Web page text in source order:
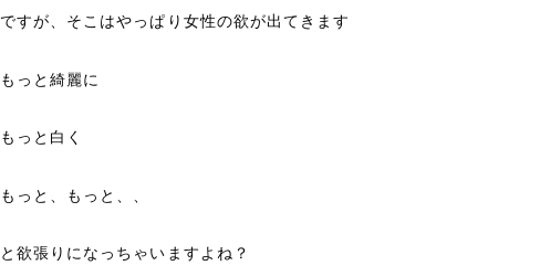
ですが、そこはやっぱり女性の欲が出てきます
もっと綺麗に
もっと白く
もっと、もっと、、
と欲張りになっちゃいますよね？